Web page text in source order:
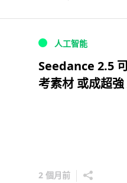
人工智能
Seedance 2.5
考素材 或成超
2 個月前